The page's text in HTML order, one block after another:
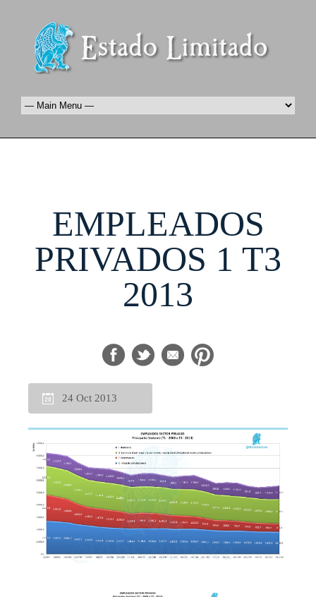
EMPLEADOS
PRIVADOS 1 T3
2013
24 Oct 2013